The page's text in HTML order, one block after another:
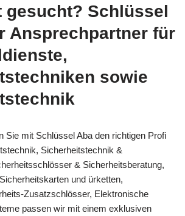
gesucht? Schlüssel
Ansprechpartner für
sowie
Sie mit Schlüssel Aba den richtigen Profi
Sicherheitstechnik &
& Sicherheitsberatung,
und ürketten,
Zusatzschlösser, Elektronische
passen wir mit einem exklusiven